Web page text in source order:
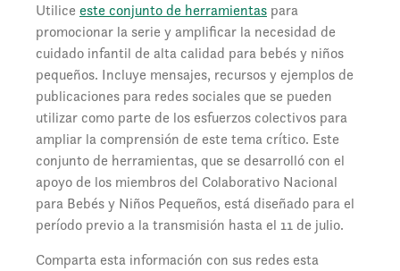
Utilice este conjunto de herramientas para
promocionar la serie y amplificar la necesidad de
cuidado infantil de alta calidad para bebés y niños
pequeños. Incluye mensajes, recursos y ejemplos de
publicaciones para redes sociales que se pueden
utilizar como parte de los esfuerzos colectivos para
ampliar la comprensión de este tema crítico. Este
conjunto de herramientas, que se desarrolló con el
apoyo de los miembros del Colaborativo Nacional
para Bebés y Niños Pequeños, está diseñado para el
período previo a la transmisión hasta el 11 de julio.
Comparta esta información con sus redes esta